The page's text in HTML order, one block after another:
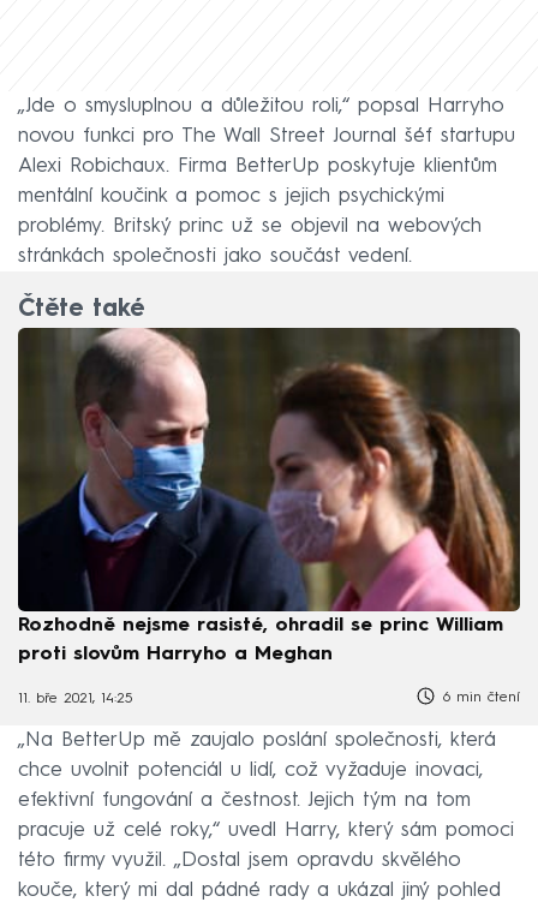
„Jde o smysluplnou a důležitou roli,“ popsal Harryho
novou funkci pro The Wall Street Journal šéf startupu
Alexi Robichaux. Firma BetterUp poskytuje klientům
mentální koučink a pomoc s jejich psychickými
problémy. Britský princ už se objevil na webových
stránkách společnosti jako součást vedení.
Čtěte také
Rozhodně nejsme rasisté, ohradil se princ William
proti slovům Harryho a Meghan
11. bře 2021, 14:25 6 min čtení
„Na BetterUp mě zaujalo poslání společnosti, která
chce uvolnit potenciál u lidí, což vyžaduje inovaci,
efektivní fungování a čestnost. Jejich tým na tom
pracuje už celé roky,“ uvedl Harry, který sám pomoci
této firmy využil. „Dostal jsem opravdu skvělého
kouče, který mi dal pádné rady a ukázal jiný pohled